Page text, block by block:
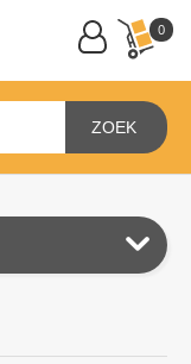
0
ZOEK